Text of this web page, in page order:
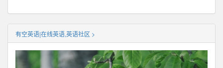
有空英语|在线英语,英语社区 >